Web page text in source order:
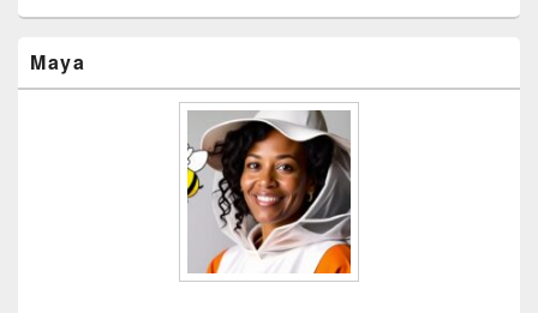
principale
de
Maya